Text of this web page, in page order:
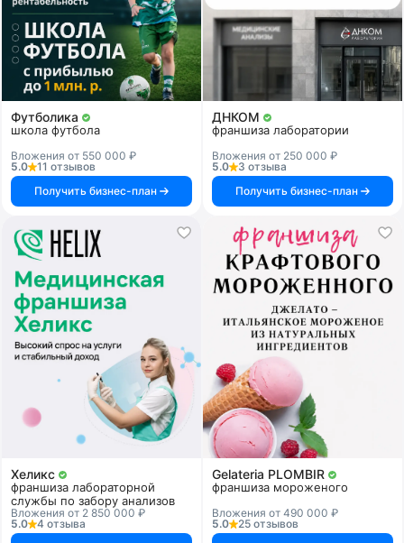
Футболика
школа футбола
Вложения от 550 000 ₽
5.0
11 отзывов
Получить бизнес-план
ДНКОМ
франшиза лаборатории
Вложения от 250 000 ₽
5.0
3 отзыва
Получить бизнес-план
Хеликс
франшиза лабораторной
службы по забору анализов
Вложения от 2 850 000 ₽
5.0
4 отзыва
Gelateria PLOMBIR
франшиза мороженого
Вложения от 490 000 ₽
5.0
25 отзывов